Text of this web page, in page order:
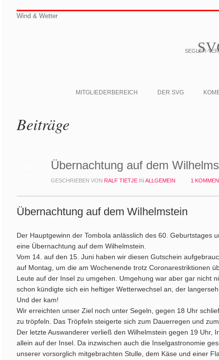
Wind & Wetter
SEGLER-
MITGLIEDERBEREICH DER SVG
Beiträge
Übernachtung auf dem
GESCHRIEBEN VON RALF TIETJE IN ALLGEMEIN 1
Übernachtung auf dem Wilhelmstein
Der Hauptgewinn der Tombola anlässlich des 60. Geburtstages
eine Übernachtung auf dem Wilhelmstein.
Vom 14. auf den 15. Juni haben wir diesen Gutschein
auf Montag, um die am Wochenende trotz Coronarestriktionen
Leute auf der Insel zu umgehen. Umgehung war aber gar nicht
schon kündigte sich ein heftiger Wetterwechsel an, der
Und der kam!
Wir erreichten unser Ziel noch unter Segeln, gegen 18 Uhr
zu tröpfeln. Das Tröpfeln steigerte sich zum Dauerregen und
Der letzte Auswanderer verließ den Wilhelmstein gegen 19 Uhr,
allein auf der Insel. Da inzwischen auch die Inselgastronomie
unserer vorsorglich mitgebrachten Stulle, dem Käse und einer